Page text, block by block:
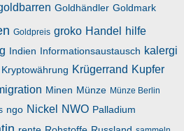
Goldhändler Goldmark
Goldpreis groko Handel hilfe
Indien Informationsaustausch kalergi
Kryptowährung Krügerrand Kupfer
Minen Münze Münze Berlin
ngo Nickel NWO Palladium